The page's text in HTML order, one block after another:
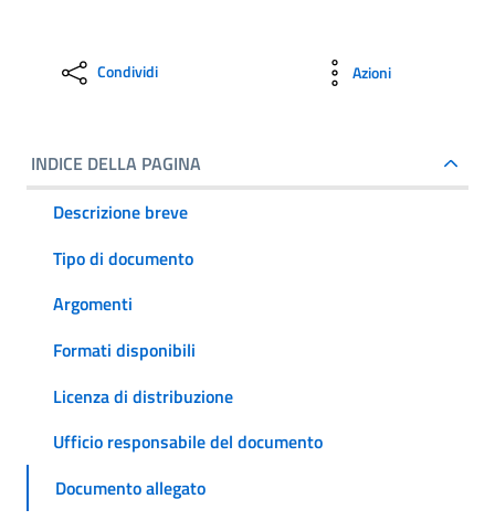
Condividi Azioni
INDICE DELLA PAGINA
Descrizione breve
Tipo di documento
Argomenti
Formati disponibili
Licenza di distribuzione
Ufficio responsabile del documento
Documento allegato